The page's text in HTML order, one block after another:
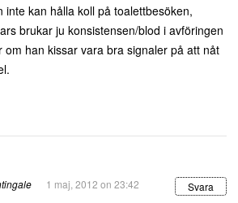
inte kan hålla koll på toalettbesöken,
brukar ju konsistensen/blod i avföringen
om han kissar vara bra signaler på att nåt
1 maj, 2012 on 23:42 Svara